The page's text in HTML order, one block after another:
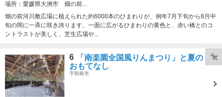
場所： 愛媛県大洲市 畑の前...
畑の前河川敷広場に植えられた約6000本のひまわりが、例年7月下旬から8月中
旬の間に一斉に咲き誇ります。一面に広がるひまわりの黄色と、赤い橋とのコ
ントラストが美しく、芝生広場や...
6
「南楽園全国風りんまつり」と夏の
おもてなし
宇和島市